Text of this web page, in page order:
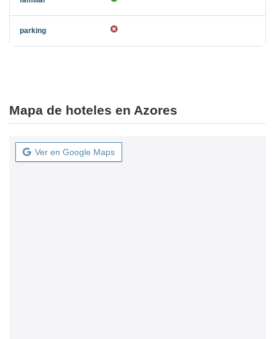
Mapa de hoteles en Azores
Ver en Google Maps